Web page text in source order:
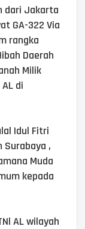
dari Jakarta
GA-322 Via
rangka
Daerah
Milik
di
Idul Fitri
Surabaya ,
Muda
kepada
AL wilayah